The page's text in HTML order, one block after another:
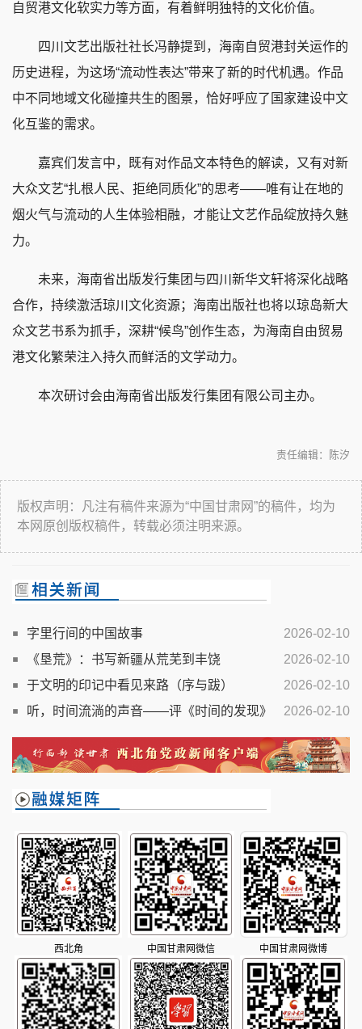
自贸港文化软实力等方面，有着鲜明独特的文化价值。
四川文艺出版社社长冯静提到，海南自贸港封关运作的
历史进程，为这场“流动性表达”带来了新的时代机遇。作品
中不同地域文化碰撞共生的图景，恰好呼应了国家建设中文
化互鉴的需求。
嘉宾们发言中，既有对作品文本特色的解读，又有对新
大众文艺“扎根人民、拒绝同质化”的思考——唯有让在地的
烟火气与流动的人生体验相融，才能让文艺作品绽放持久魅
力。
未来，海南省出版发行集团与四川新华文轩将深化战略
合作，持续激活琼川文化资源；海南出版社也将以琼岛新大
众文艺书系为抓手，深耕“候鸟”创作生态，为海南自由贸易
港文化繁荣注入持久而鲜活的文学动力。
本次研讨会由海南省出版发行集团有限公司主办。
责任编辑：陈汐
版权声明：凡注有稿件来源为“中国甘肃网”的稿件，均为
本网原创版权稿件，转载必须注明来源。
2026-02-10
字里行间的中国故事
2026-02-10
《垦荒》：书写新疆从荒芜到丰饶
2026-02-10
于文明的印记中看见来路（序与跋）
2026-02-10
听，时间流淌的声音——评《时间的发现》
西北角 中国甘肃网微信 中国甘肃网微博